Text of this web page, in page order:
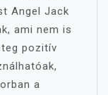
Angel Jack
ami nem is
pozitív
a